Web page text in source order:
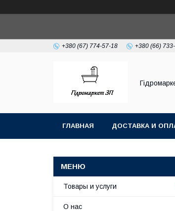
+380 (67) 774-57-18 +380 (66)
ГЛАВНАЯ ДОСТАВКА И
Товары и услуги
О нас